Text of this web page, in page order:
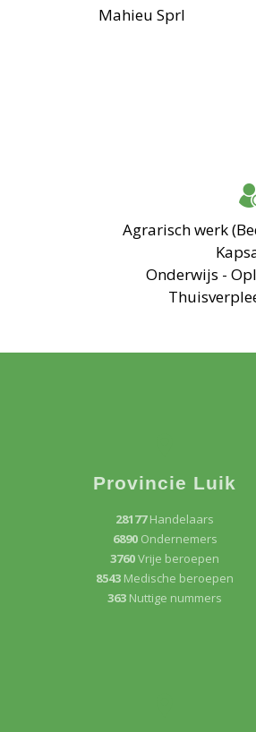
Mahieu Sprl
Agrarisch werk
Onderwijs -
Provincie Luik
28177Handelaars
6890 Ondernemers
3760Vrije beroepen
8543 Medische beroepen
363 Nuttige nummers